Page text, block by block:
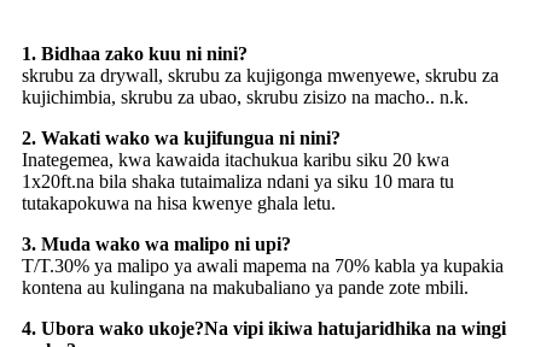
1. Bidhaa zako kuu ni nini?
skrubu za drywall, skrubu za kujigonga mwenyewe, skrubu za
kujichimbia, skrubu za ubao, skrubu zisizo na macho.. n.k.
2. Wakati wako wa kujifungua ni nini?
Inategemea, kwa kawaida itachukua karibu siku 20 kwa
1x20ft.na bila shaka tutaimaliza ndani ya siku 10 mara tu
tutakapokuwa na hisa kwenye ghala letu.
3. Muda wako wa malipo ni upi?
T/T.30% ya malipo ya awali mapema na 70% kabla ya kupakia
kontena au kulingana na makubaliano ya pande zote mbili.
4. Ubora wako ukoje?Na vipi ikiwa hatujaridhika na wingi